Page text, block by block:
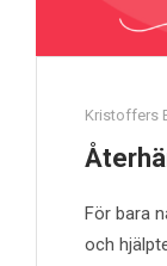
Kristoffers
För bara
och